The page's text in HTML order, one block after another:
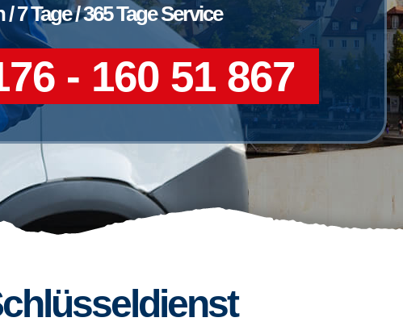
/ 7 Tage / 365 Tage Service
- 160 51 867